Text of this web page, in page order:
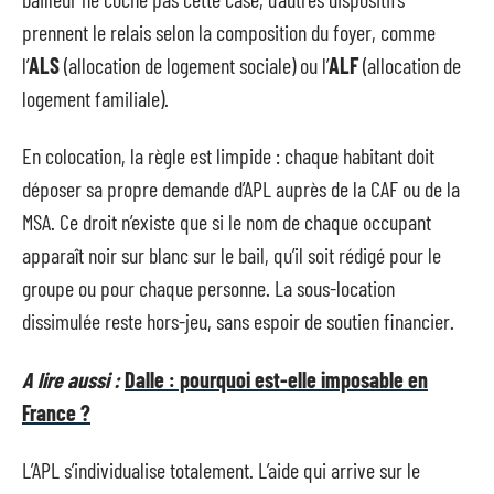
prennent le relais selon la composition du foyer, comme
l’ALS(allocation de logement sociale) ou l’ALF(allocation de
logement familiale).
En colocation, la règle est limpide : chaque habitant doit
déposer sa propre demande d’APL auprès de la CAF ou de la
MSA. Ce droit n’existe que si le nom de chaque occupant
apparaît noir sur blanc sur le bail, qu’il soit rédigé pour le
groupe ou pour chaque personne. La sous-location
dissimulée reste hors-jeu, sans espoir de soutien financier.
A lire aussi :Dalle : pourquoi est-elle imposable en
France ?
L’APL s’individualise totalement. L’aide qui arrive sur le